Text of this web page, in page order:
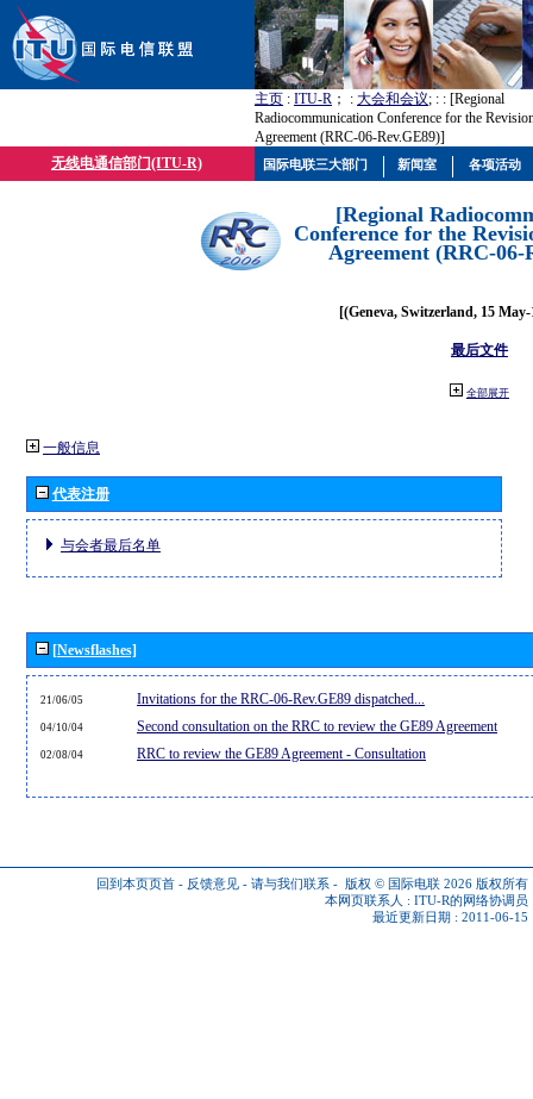
主页 : ITU-R ； : 大会和会议; : : [Regional
Radiocommunication Conference for the
Agreement (RRC-06-Rev.GE89)]
无线电通信部门(ITU-R)
[Regional
Conference for the
Agreement (RRC-06-
[(Geneva, Switzerland, 15
最后文件
全部展开
一般信息
代表注册
与会者最后名单
[Newsflashes]
21/06/05 Invitations for the RRC-06-Rev.GE89 dispatched...
04/10/04 Second consultation on the RRC to review the GE89 Agreement
02/08/04 RRC to review the GE89 Agreement - Consultation
回到本页页首 - 反馈意见 - 请与我们联系 - 版权 © 国际电联 2026 版权所有
本网页联系人 : ITU-R的网络协调员
最近更新日期 : 2011-06-15
国际电联三大部门 新闻室 各项活动